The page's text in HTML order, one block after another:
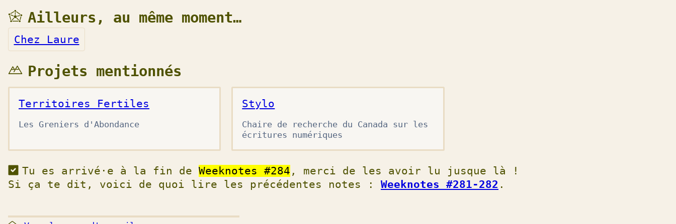
Ailleurs, au même moment…
Chez Laure
Projets mentionnés
Territoires Fertiles
Les Greniers d'Abondance
Stylo
Chaire de recherche du Canada sur les
écritures numériques
Tu es arrivé·e à la fin deWeeknotes #284 , merci de les avoir lu jusque là !
Si ça te dit, voici de quoi lire les précédentes notes : Weeknotes #281-282 .